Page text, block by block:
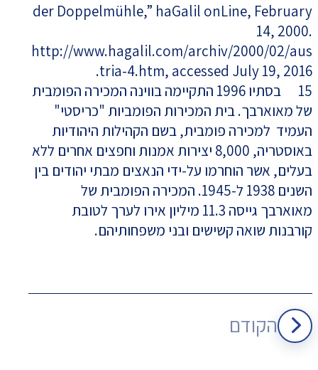
der Doppelmühle,” haGalil onLine, February
14, 2000.
http://www.hagalil.com/archiv/2000/02/aus
tria-4.htm, accessed July 19, 2016.
15 בסתיו 1996 התקיימה בווינה המכירה הפומבית
של מאוארבך. בית המכירות הפומביות "כריסטי"
העמיד למכירה פומבית, בשם הקהילות היהודיות
באוסטריה, 8,000 יצירות אמנות וחפצים אחרים ללא
בעלים, אשר הוחרמו על-ידי הנאצים מבתי יהודים בין
השנים 1938 ל-1945. המכירה הפומבית של
מאוארבך גייסה 11.3 מיליון אירו לערך לטובת
קורבנות שואה קשישים ובני משפחותיהם.
הקודם